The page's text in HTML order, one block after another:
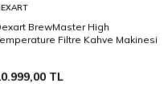
BrewMaster High
Filtre Kahve Makinesi
TL